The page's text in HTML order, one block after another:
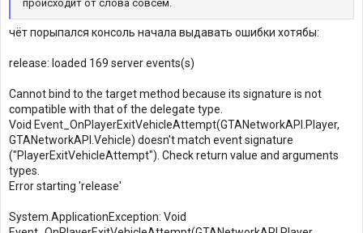
происходит от слова совсем.
чёт порыпался консоль начала выдавать ошибки хотябы:
release: loaded 169 server events(s)
Cannot bind to the target method because its signature is not
compatible with that of the delegate type.
Void Event_OnPlayerExitVehicleAttempt(GTANetworkAPI.Player,
GTANetworkAPI.Vehicle) doesn't match event signature
("PlayerExitVehicleAttempt"). Check return value and arguments
types.
Error starting 'release'
System.ApplicationException: Void